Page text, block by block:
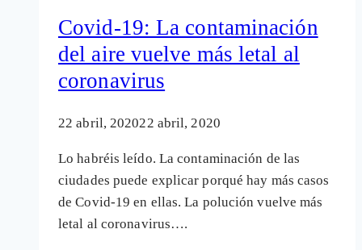
Covid-19: La contaminación
del aire vuelve más letal al
coronavirus
22 abril, 202022 abril, 2020
Lo habréis leído. La contaminación de las
ciudades puede explicar porqué hay más casos
de Covid-19 en ellas. La polución vuelve más
letal al coronavirus….